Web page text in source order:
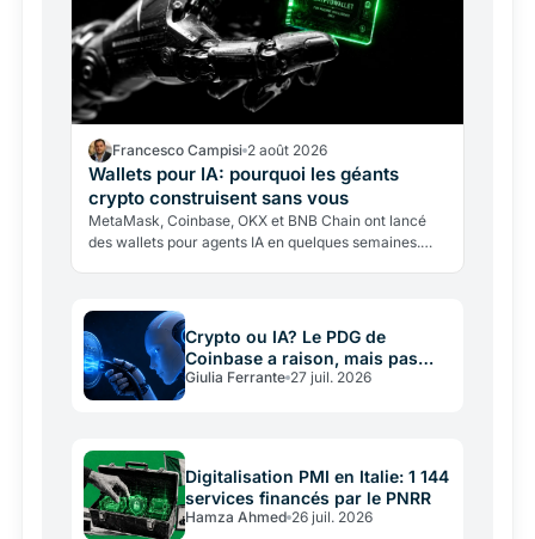
Francesco Campisi 2 août 2026
Wallets pour IA: pourquoi les géants
crypto construisent sans vous
MetaMask, Coinbase, OKX et BNB Chain ont lancé
des wallets pour agents IA en quelques semaines.
Crypto ou IA? Le PDG de
Coinbase a raison, mais pas
sans intérêt
Giulia Ferrante 27 juil. 2026
Digitalisation PMI en Italie: 1 144
services financés par le PNRR
Hamza Ahmed 26 juil. 2026